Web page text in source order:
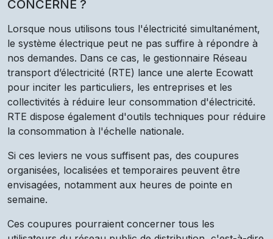
CONCERNÉ ?
Lorsque nous utilisons tous l'électricité simultanément,
le système électrique peut ne pas suffire à répondre à
nos demandes. Dans ce cas, le gestionnaire Réseau
transport d’électricité (RTE) lance une alerte Ecowatt
pour inciter les particuliers, les entreprises et les
collectivités à réduire leur consommation d'électricité.
RTE dispose également d'outils techniques pour réduire
la consommation à l'échelle nationale.
Si ces leviers ne vous suffisent pas, des coupures
organisées, localisées et temporaires peuvent être
envisagées, notamment aux heures de pointe en
semaine.
Ces coupures pourraient concerner tous les